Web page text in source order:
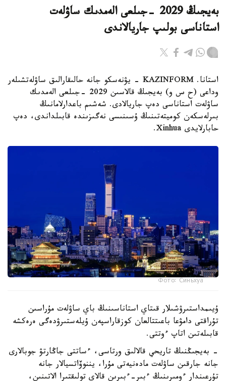
بەيجىڭ 2029 -جىلعى الەمدىك ساۋلەت
استاناسى بولىپ جاريالاندى
استانا. KAZINFORM - يۋنەسكو جانە حالىقارالىق ساۋلەتشىلەر
وداعى (ح س و) بەيجىڭ قالاسىن 2029 -جىلعى الەمدىك
ساۋلەت استاناسى دەپ جاريالادى. شەشىم باعدارلامانىڭ
بىرلەسكەن كوميتەتىنىڭ ۇسىنىسى نەگىزىندە قابىلداندى، دەپ
حابارلايدى Xinhua.
Фото: Синьхуа
ۇيىمداستىرۋشىلار قىتاي استاناسىنىڭ باي ساۋلەت مۇراسىن
تۇراقتى دامۋعا باعىتتالعان كوزقاراسپەن ۇيلەستىرۋدەگى ەرەكشە
قابىلەتىن اتاپ ءوتتى.
- بەيجىڭنىڭ تاريحي قالالىق ورتاسى، ءساتتى جاڭارتۋ جوبالارى
جانە جارقىن ساۋلەت مادەنيەتى مۇرا، يننوۆاتسيالار جانە
تۇرعىندار ءومىرىنىڭ ءبىر-ءبىرىن قالاي تولىقتىرا الاتىنىن،